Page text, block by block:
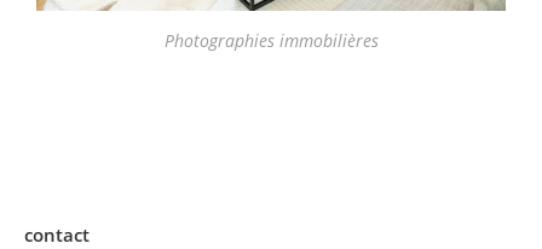
Photographies immobilières
contact